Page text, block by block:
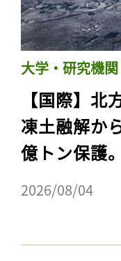
大学・研究機関
【国際】北
凍土融解か
億トン保護
2026/08/04